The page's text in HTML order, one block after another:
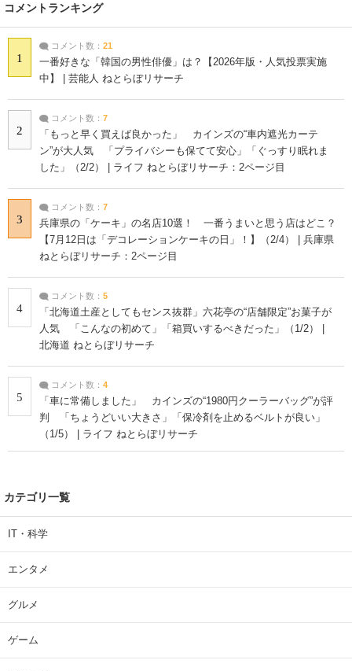
コメントランキング
1
コメント数： 21
一番好きな「韓国の男性俳優」は？【2026年版・人気投票実施
中】 | 芸能人 ねとらぼリサーチ
2
コメント数： 7
「もっと早く買えば良かった」 カインズの“車内遮光カーテ
ン”が大人気 「プライバシーも保てて安心」「ぐっすり眠れま
した」（2/2） | ライフ ねとらぼリサーチ：2ページ目
3
コメント数： 7
兵庫県の「ケーキ」の名店10選！ 一番うまいと思う店はどこ？
【7月12日は「デコレーションケーキの日」！】（2/4） | 兵庫県
ねとらぼリサーチ：2ページ目
4
コメント数： 5
「北海道土産としてもセンス抜群」六花亭の“店舗限定”お菓子が
人気 「こんなの初めて」「箱買いするべきだった」（1/2） |
北海道 ねとらぼリサーチ
5
コメント数： 4
「車に常備しました」 カインズの“1980円クーラーバッグ”が評
判 「ちょうどいい大きさ」「保冷剤を止めるベルトが良い」
（1/5） | ライフ ねとらぼリサーチ
カテゴリ一覧
IT・科学
エンタメ
グルメ
ゲーム